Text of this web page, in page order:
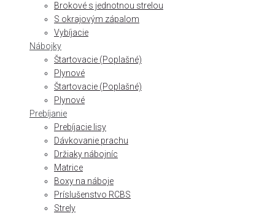
Brokové s jednotnou strelou
S okrajovým zápalom
Vybíjacie
Nábojky
Štartovacie (Poplašné)
Plynové
Štartovacie (Poplašné)
Plynové
Prebíjanie
Prebíjacie lisy
Dávkovanie prachu
Držiaky nábojníc
Matrice
Boxy na náboje
Príslušenstvo RCBS
Strely